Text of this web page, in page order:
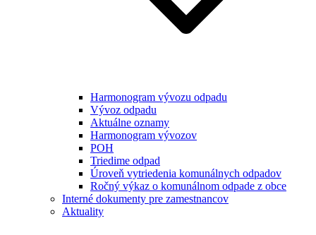
Harmonogram vývozu odpadu
Vývoz odpadu
Aktuálne oznamy
Harmonogram vývozov
POH
Triedime odpad
Úroveň vytriedenia komunálnych odpadov
Ročný výkaz o komunálnom odpade z obce
Interné dokumenty pre zamestnancov
Aktuality